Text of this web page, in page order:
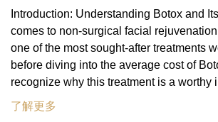
Introduction: Understanding Botox and
comes to non-surgical facial
one of the most sought-after treatments
before diving into the average cost of
recognize why this treatment is a worthy
了解更多